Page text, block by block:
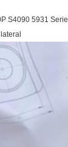
S4090 5931 Serie